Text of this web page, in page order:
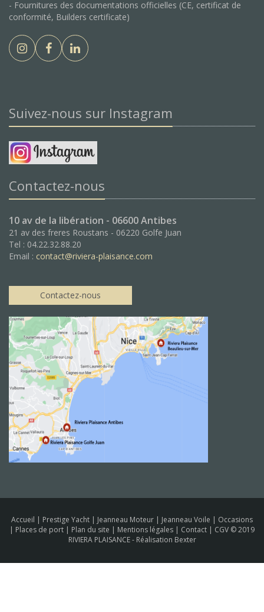
- Fournitures des documentations officielles (CE, certificat de
conformité, Builders certificate)
Suivez-nous sur Instagram
Contactez-nous
10 av de la libération - 06600 Antibes
21 av des freres Roustans - 06220 Golfe Juan
Tel : 04.22.32.88.20
Email : contact@riviera-plaisance.com
Contactez-nous
Accueil | Prestige Yacht | Jeanneau Moteur | Jeanneau Voile | Occasions
| Places de port | Plan du site | Mentions légales | Contact | CGV © 2019
RIVIERA PLAISANCE - Réalisation Bexter